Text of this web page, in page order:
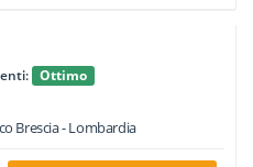
Ottimo
Brescia -Lombardia